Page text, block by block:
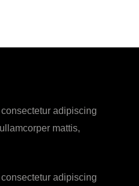
adipiscing
mattis,
adipiscing